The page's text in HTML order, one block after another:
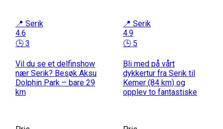
📍 Serik
4.6
🕒 3
Vil du se et delfinshow
nær Serik? Besøk Aksu
Dolphin Park – bare 29
km
📍 Serik
4.9
🕒 5
Bli med på vårt
dykkertur fra Serik til
Kemer (84 km) og
opplev to fantastiske